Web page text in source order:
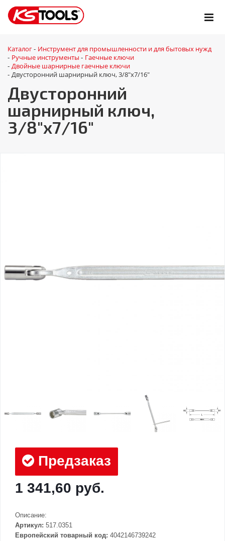
Каталог - Инструмент для промышленности и для бытовых нужд
- Ручные инструменты - Гаечные ключи
- Двойные шарнирные гаечные ключи
- Двусторонний шарнирный ключ, 3/8"x7/16"
Двусторонний
шарнирный ключ,
3/8"x7/16"
Предзаказ
1 341,60 руб.
Описание:
Артикул: 517.0351
Европейский товарный код: 4042146739242